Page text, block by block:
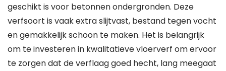
geschikt is voor betonnen ondergronden. Deze
verfsoort is vaak extra slijtvast, bestand tegen vocht
en gemakkelijk schoon te maken. Het is belangrijk
om te investeren in kwalitatieve vloerverf om ervoor
te zorgen dat de verflaag goed hecht, lang meegaat